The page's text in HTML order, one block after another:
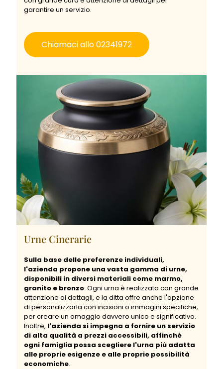
garantire un servizio.
Chiamaci allo 02341972
Urne Cinerarie
Sulla base delle preferenze individuali,
l'azienda propone una vasta gamma di urne,
disponibili in diversi materiali come marmo,
granito e bronzo. Ogni urna è realizzata con grande
attenzione ai dettagli, e la ditta offre anche l'opzione
di personalizzarla con incisioni o immagini specifiche,
per creare un omaggio davvero unico e significativo.
Inoltre, l'azienda si impegna a fornire un servizio
di alta qualità a prezzi accessibili, affinché
ogni famiglia possa scegliere l'urna più adatta
alle proprie esigenze e alle proprie possibilità
economiche.